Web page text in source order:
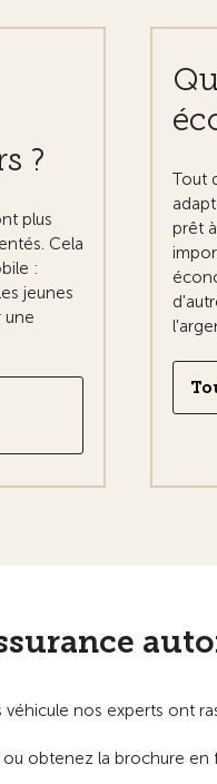
?
plus
Cela
:
jeunes
une
Tout
prêt
véhicule nos experts ont
obtenez la brochure